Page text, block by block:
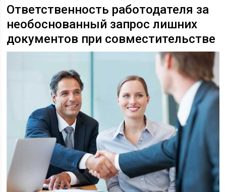
Ответственность работодателя за
необоснованный запрос лишних
документов при совместительстве